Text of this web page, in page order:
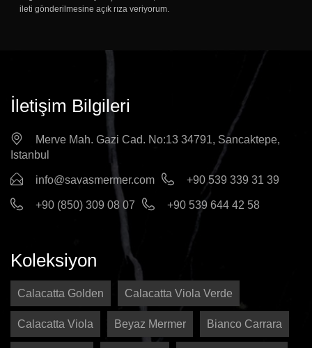
ileti gönderilmesine açık rıza veriyorum.
İletişim Bilgileri
Merve Mah. Gazi Cad. No:13 34791, Sancaktepe,
Istanbul
info@savasmermer.com +90 539 339 31 39
+90 (850) 309 08 07 +90 539 644 42 58
Koleksiyon
Calacatta Golden Calacatta Viola Verde
Calacatta Viola Beyaz Mermer Bianco Carrara